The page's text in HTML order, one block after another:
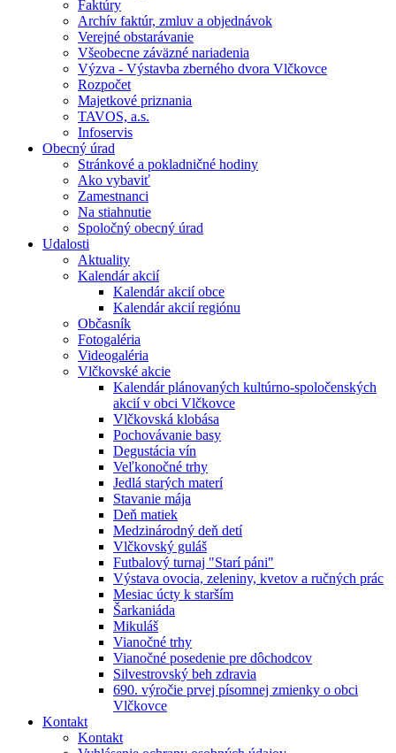
Faktúry
Archív faktúr, zmluv a objednávok
Verejné obstarávanie
Všeobecne záväzné nariadenia
Výzva - Výstavba zberného dvora Vlčkovce
Rozpočet
Majetkové priznania
TAVOS, a.s.
Infoservis
Obecný úrad
Stránkové a pokladničné hodiny
Ako vybaviť
Zamestnanci
Na stiahnutie
Spoločný obecný úrad
Udalosti
Aktuality
Kalendár akcií
Kalendár akcií obce
Kalendár akcií regiónu
Občasník
Fotogaléria
Videogaléria
Vlčkovské akcie
Kalendár plánovaných kultúrno-spoločenských
akcií v obci Vlčkovce
Vlčkovská klobása
Pochovávanie basy
Degustácia vín
Veľkonočné trhy
Jedlá starých materí
Stavanie mája
Deň matiek
Medzinárodný deň detí
Vlčkovský guláš
Futbalový turnaj "Starí páni"
Výstava ovocia, zeleniny, kvetov a ručných prác
Mesiac úcty k starším
Šarkaniáda
Mikuláš
Vianočné trhy
Vianočné posedenie pre dôchodcov
Silvestrovský beh zdravia
690. výročie prvej písomnej zmienky o obci
Vlčkovce
Kontakt
Kontakt